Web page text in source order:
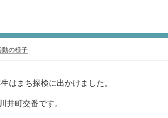
動の様子
はまち探検に出かけました。
井町交番です。